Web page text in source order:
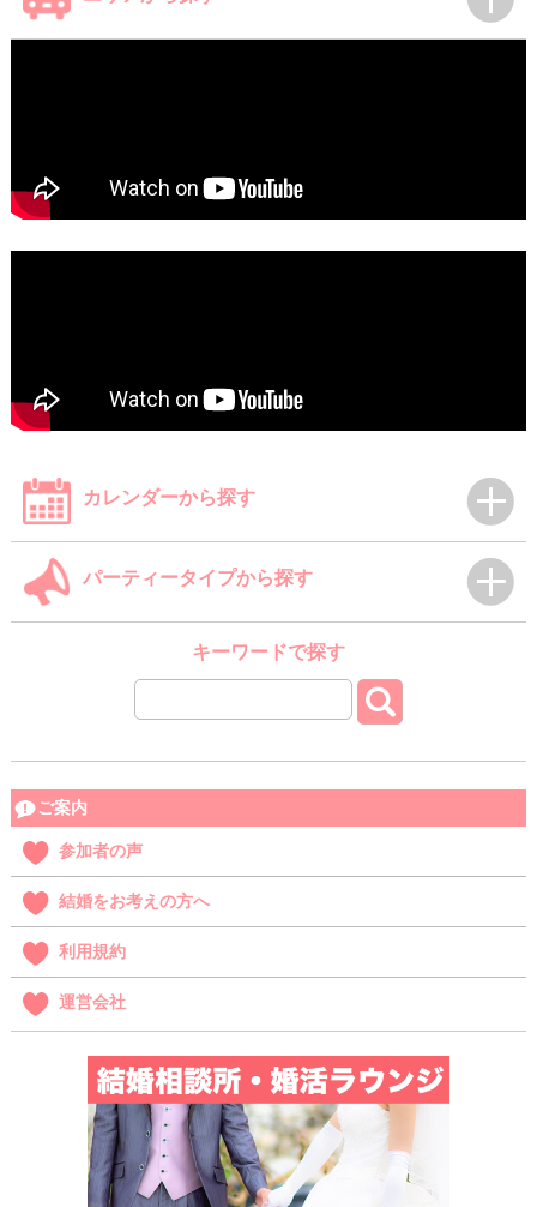
カレンダーから探す
パーティータイプから探す
キーワードで探す
ご案内
参加者の声
結婚をお考えの方へ
利用規約
運営会社